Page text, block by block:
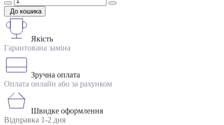
До кошика
Якість
Гарантована заміна
Зручна оплата
Оплата онлайн або за рахунком
Швидке оформлення
Відправка 1-2 дня